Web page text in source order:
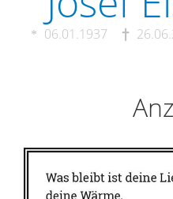
06.01.1937